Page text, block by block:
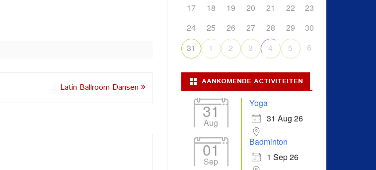
Latin Ballroom Dansen
17
18 19 20 21 22
23
24
25 26 27 28 29
30
31
1 2 3 4 5 6
AANKOMENDE ACTIVITEITEN
31
Aug
Yoga
31 Aug 26
01
Sep
Badminton
1 Sep 26